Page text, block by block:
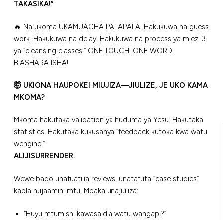
TAKASIKA!”
🔥 Na ukoma UKAMUACHA PALAPALA. Hakukuwa na guess
work. Hakukuwa na delay. Hakukuwa na process ya miezi 3
ya “cleansing classes.” ONE TOUCH. ONE WORD.
BIASHARA ISHA!
🤯 UKIONA HAUPOKEI MIUJIZA—JIULIZE, JE UKO KAMA
MKOMA?
Mkoma hakutaka validation ya huduma ya Yesu. Hakutaka
statistics. Hakutaka kukusanya “feedback kutoka kwa watu
wengine.”
ALIJISURRENDER.
Wewe bado unafuatilia reviews, unatafuta “case studies”
kabla hujaamini mtu. Mpaka unajiuliza:
“Huyu mtumishi kawasaidia watu wangapi?”